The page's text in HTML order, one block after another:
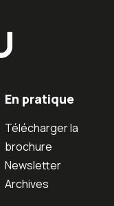
En pratique
Télécharger la
brochure
Newsletter
Archives